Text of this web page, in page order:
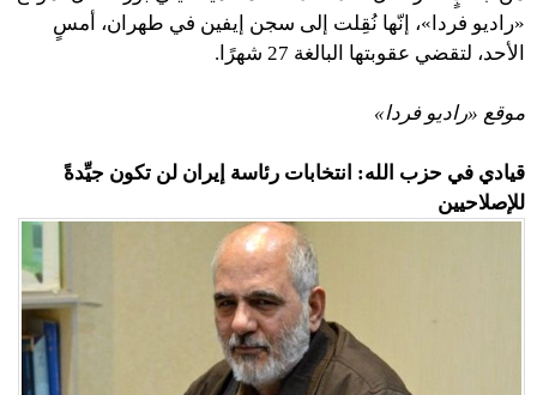
«راديو فردا»، إنّها نُقِلت إلى سجن إيفين في طهران، أمسٍ
الأحد، لتقضي عقوبتها البالغة 27 شهرًا.
موقع «راديو فردا»
قيادي في حزب الله: انتخابات رئاسة إيران لن تكون جيِّدةً
للإصلاحيين